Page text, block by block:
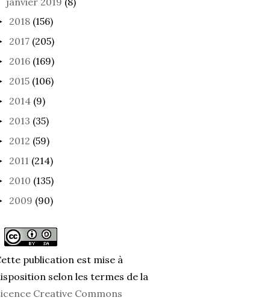
2018 (156)
2017 (205)
2016 (169)
2015 (106)
2014 (9)
2013 (35)
2012 (59)
2011 (214)
2010 (135)
2009 (90)
publication est mise à
selon les termes de la
Creative Commons